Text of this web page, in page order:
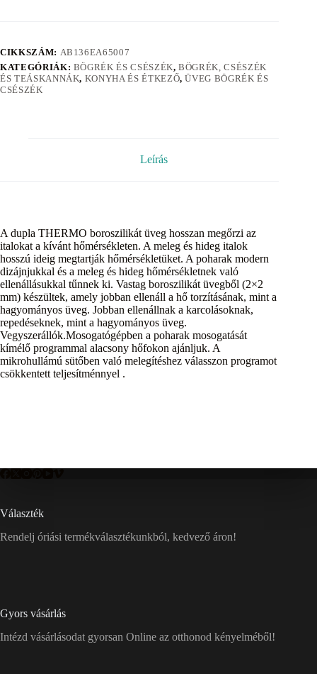
CIKKSZÁM: AB136EA65007
KATEGÓRIÁK: BÖGRÉK ÉS CSÉSZÉK,BÖGRÉK, CSÉSZÉK
ÉS TEÁSKANNÁK, KONYHA ÉS ÉTKEZŐ,ÜVEG BÖGRÉK ÉS
CSÉSZÉK
Leírás
A dupla THERMO boroszilikát üveg hosszan megőrzi az
italokat a kívánt hőmérsékleten. A meleg és hideg italok
hosszú ideig megtartják hőmérsékletüket. A poharak modern
dizájnjukkal és a meleg és hideg hőmérsékletnek való
ellenállásukkal tűnnek ki. Vastag boroszilikát üvegből (2×2
mm) készültek, amely jobban ellenáll a hő torzításának, mint a
hagyományos üveg. Jobban ellenállnak a karcolásoknak,
repedéseknek, mint a hagyományos üveg.
Vegyszerállók.Mosogatógépben a poharak mosogatását
kímélő programmal alacsony hőfokon ajánljuk. A
mikrohullámú sütőben való melegítéshez válasszon programot
csökkentett teljesítménnyel .
Választék
Rendelj óriási termékválasztékunkból, kedvező áron!
Gyors vásárlás
Intézd vásárlásodat gyorsan Online az otthonod kényelméből!